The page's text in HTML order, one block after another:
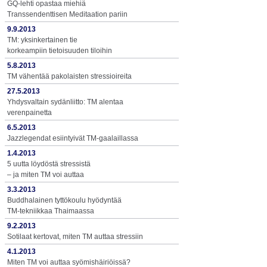
GQ-lehti opastaa miehiä
Transsendenttisen Meditaation pariin
9.9.2013
TM: yksinkertainen tie
korkeampiin tietoisuuden tiloihin
5.8.2013
TM vähentää pakolaisten stressioireita
27.5.2013
Yhdysvaltain sydänliitto: TM alentaa
verenpainetta
6.5.2013
Jazzlegendat esiintyivät TM-gaalaillassa
1.4.2013
5 uutta löydöstä stressistä
– ja miten TM voi auttaa
3.3.2013
Buddhalainen tyttökoulu hyödyntää
TM-tekniikkaa Thaimaassa
9.2.2013
Sotilaat kertovat, miten TM auttaa stressiin
4.1.2013
Miten TM voi auttaa syömishäiriöissä?